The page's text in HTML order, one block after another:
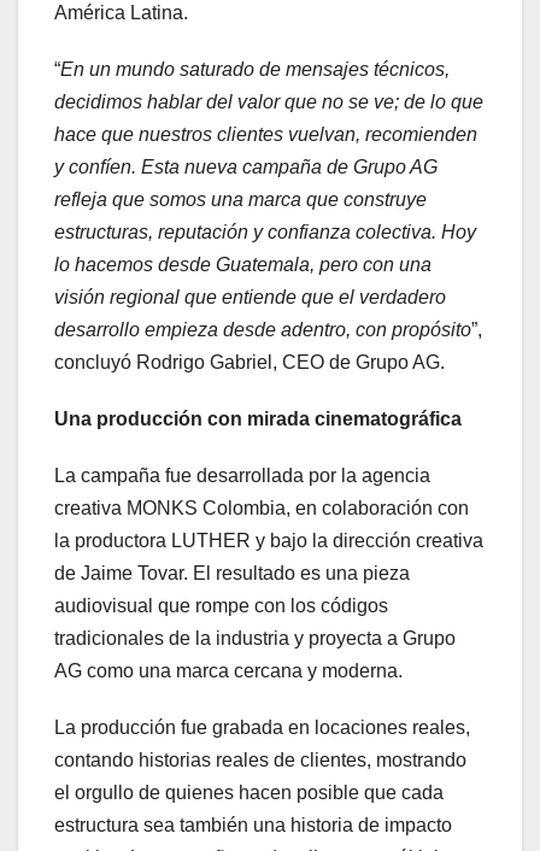
América Latina.
“En un mundo saturado de mensajes técnicos,
decidimos hablar del valor que no se ve; de lo que
hace que nuestros clientes vuelvan, recomienden
y confíen. Esta nueva campaña de Grupo AG
refleja que somos una marca que construye
estructuras, reputación y confianza colectiva. Hoy
lo hacemos desde Guatemala, pero con una
visión regional que entiende que el verdadero
desarrollo empieza desde adentro, con propósito”,
concluyó Rodrigo Gabriel, CEO de Grupo AG.
Una producción con mirada cinematográfica
La campaña fue desarrollada por la agencia
creativa MONKS Colombia, en colaboración con
la productora LUTHER y bajo la dirección creativa
de Jaime Tovar. El resultado es una pieza
audiovisual que rompe con los códigos
tradicionales de la industria y proyecta a Grupo
AG como una marca cercana y moderna.
La producción fue grabada en locaciones reales,
contando historias reales de clientes, mostrando
el orgullo de quienes hacen posible que cada
estructura sea también una historia de impacto